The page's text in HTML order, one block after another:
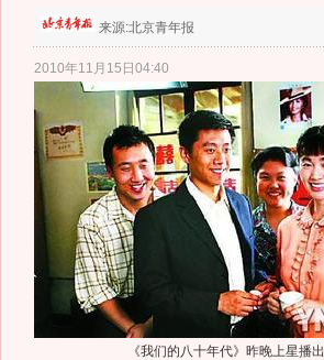
来源:北京青年报
2010年11月15日04:40
《我们的八十年代》昨晚上星播出